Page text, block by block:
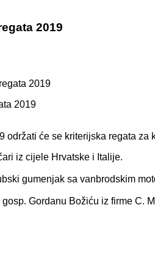
2019
2019
održati će se kriterijska regata za
iz cijele Hrvatske i Italije.
gumenjak sa vanbrodskim
Gordanu Božiću iz firme C.